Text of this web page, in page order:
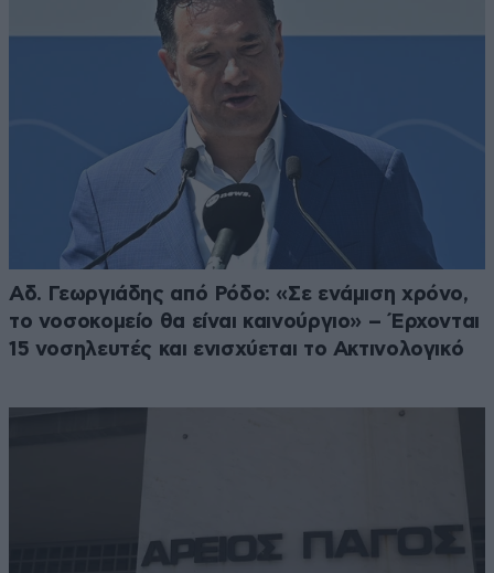
Αδ. Γεωργιάδης από Ρόδο: «Σε ενάμιση χρόνο,
το νοσοκομείο θα είναι καινούργιο» – Έρχονται
15 νοσηλευτές και ενισχύεται το Ακτινολογικό